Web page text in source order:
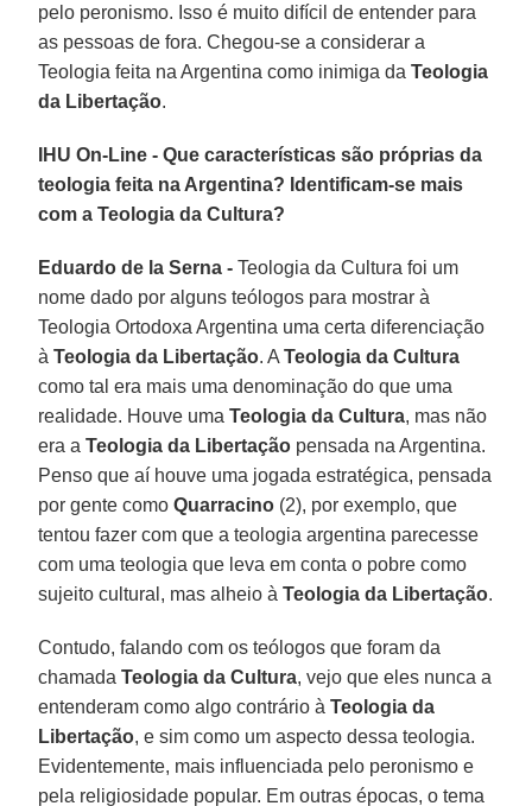
pelo peronismo. Isso é muito difícil de entender para
as pessoas de fora. Chegou-se a considerar a
Teologia feita na Argentina como inimiga daTeologia
da Libertação.
IHU On-Line - Que características são próprias da
teologia feita na Argentina? Identificam-se mais
com a Teologia da Cultura?
Eduardo de la Serna - Teologia da Cultura foi um
nome dado por alguns teólogos para mostrar à
Teologia Ortodoxa Argentina uma certa diferenciação
àTeologia da Libertação. ATeologia da Cultura
como tal era mais uma denominação do que uma
realidade. Houve umaTeologia da Cultura, mas não
era aTeologia da Libertação pensada na Argentina.
Penso que aí houve uma jogada estratégica, pensada
por gente comoQuarracino (2), por exemplo, que
tentou fazer com que a teologia argentina parecesse
com uma teologia que leva em conta o pobre como
sujeito cultural, mas alheio àTeologia da Libertação.
Contudo, falando com os teólogos que foram da
chamadaTeologia da Cultura, vejo que eles nunca a
entenderam como algo contrário àTeologia da
Libertação, e sim como um aspecto dessa teologia.
Evidentemente, mais influenciada pelo peronismo e
pela religiosidade popular. Em outras épocas, o tema